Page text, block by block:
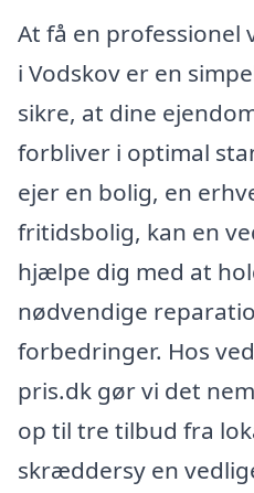
At få en professionel
i Vodskov er en
sikre, at dine
forbliver i optimal
ejer en bolig, en
fritidsbolig, kan en
hjælpe dig med at
nødvendige
forbedringer. Hos
pris.dk gør vi det
op til tre tilbud fra
skræddersy en